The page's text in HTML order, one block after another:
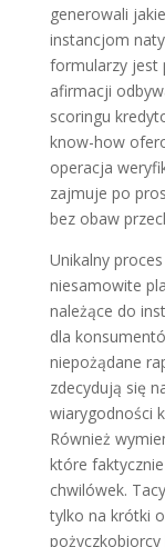
generowali
instancjom
formularzy jest
afirmacji
scoringu
know-how
operacja
zajmuje po
bez obaw
Unikalny
niesamowite
należące do
dla
niepożądane
zdecydują się
wiarygodności
Również
które
chwilówek.
tylko na krótki
pożyczkobiorcy